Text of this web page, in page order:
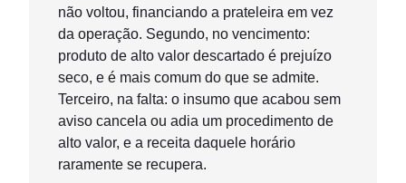
não voltou, financiando a prateleira em vez
da operação. Segundo, no vencimento:
produto de alto valor descartado é prejuízo
seco, e é mais comum do que se admite.
Terceiro, na falta: o insumo que acabou sem
aviso cancela ou adia um procedimento de
alto valor, e a receita daquele horário
raramente se recupera.